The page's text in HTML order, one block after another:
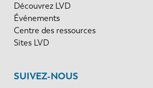
Découvrez LVD
Événements
Centre des ressources
Sites LVD
SUIVEZ-NOUS